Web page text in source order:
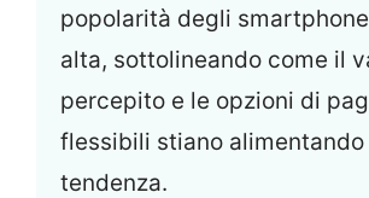
popolarità degli
alta, sottolineando come il
percepito e le opzioni di
flessibili stiano alimentando
tendenza.